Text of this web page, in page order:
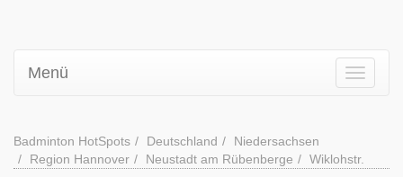
Menü
Badminton HotSpots Deutschland
Niedersachsen
Region Hannover
Neustadt am Rübenberge Wiklohstr.